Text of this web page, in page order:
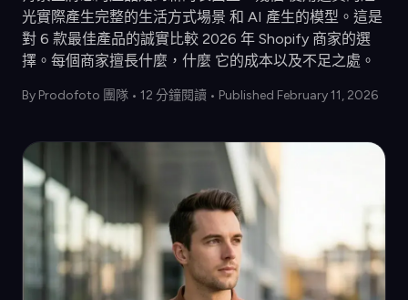
光實際產生完整的生活方式場景 和 AI 產生的模型。這是
對 6 款最佳產品的誠實比較 2026 年 Shopify 商家的選
擇。每個商家擅長什麼，什麼 它的成本以及不足之處。
By Prodofoto 團隊 • 12 分鐘閱讀 • Published February 11, 2026